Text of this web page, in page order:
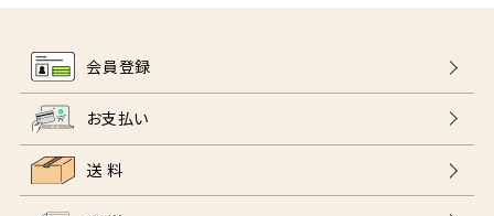
会員登録
お支払い
送 料